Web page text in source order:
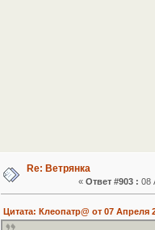
Re: Ветрянка
«Ответ #903 : 08
Цитата: Клеопатр@ от 07 Апреля